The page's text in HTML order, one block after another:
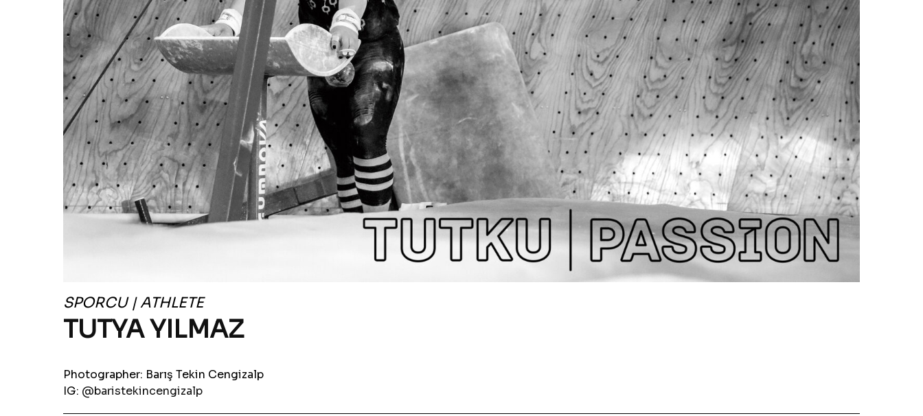
SPORCU | ATHLETE
TUTYA YILMAZ
Photographer: Barış Tekin Cengizalp
IG: @baristekincengizalp